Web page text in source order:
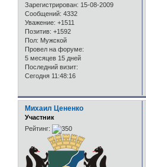
Зарегистрирован: 15-08-2009
Сообщений: 4332
Уважение: +1511
Позитив: +1592
Пол: Мужской
Провел на форуме:
5 месяцев 15 дней
Последний визит:
Сегодня 11:48:16
Михаил Цененко
Участник
Рейтинг: